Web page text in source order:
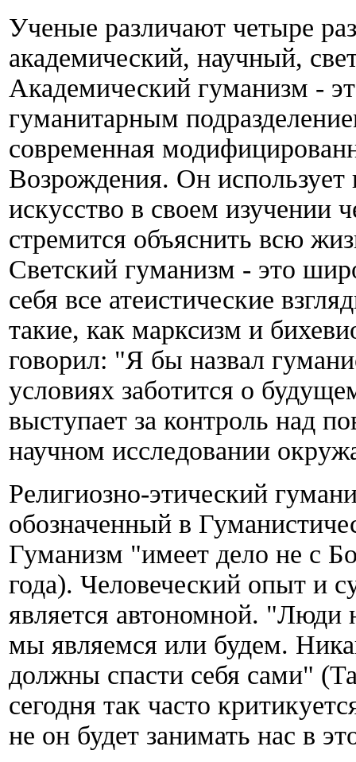
Ученые различают четыре
академический, научный,
Академический гуманизм -
гуманитарным
современная
Возрождения. Он
искусство в своем изучении
стремится объяснить всю
Светский гуманизм - это
себя все атеистические
такие, как марксизм и
говорил: "Я бы назвал
условиях заботится о
выступает за контроль над
научном исследовании
Религиозно-этический
обозначенный в
Гуманизм "имеет дело не с
года). Человеческий опыт и
является автономной. "Люди
мы являемся или будем.
должны спасти себя сами"
сегодня так часто
не он будет занимать нас в